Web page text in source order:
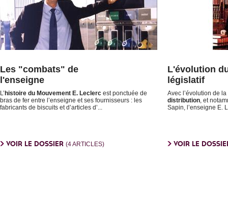
Les "combats" de
l'enseigne
L’ histoire du Mouvement E. Leclerc est ponctuée de
bras de fer entre l’enseigne et ses fournisseurs : les
fabricants de biscuits et d’articles d’...
VOIR LE DOSSIER (4 ARTICLES)
L'évolution
législatif
Avec l’évolution de la
distribution, et
Sapin, l’enseigne E.
VOIR LE